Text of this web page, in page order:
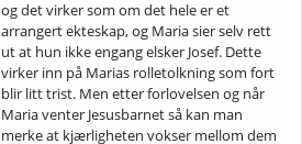
og det virker som om det hele er et
arrangert ekteskap, og Maria sier selv rett
ut at hun ikke engang elsker Josef. Dette
virker inn på Marias rolletolkning som fort
blir litt trist. Men etter forlovelsen og når
Maria venter Jesusbarnet så kan man
merke at kjærligheten vokser mellom dem